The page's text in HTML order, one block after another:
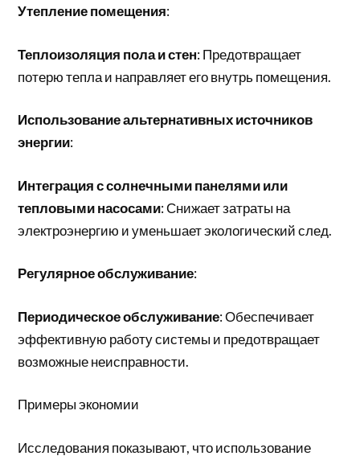
Утепление помещения:
Теплоизоляция пола и стен: Предотвращает
потерю тепла и направляет его внутрь помещения.
Использование альтернативных источников
энергии:
Интеграция с солнечными панелями или
тепловыми насосами: Снижает затраты на
электроэнергию и уменьшает экологический след.
Регулярное обслуживание:
Периодическое обслуживание: Обеспечивает
эффективную работу системы и предотвращает
возможные неисправности.
Примеры экономии
Исследования показывают, что использование